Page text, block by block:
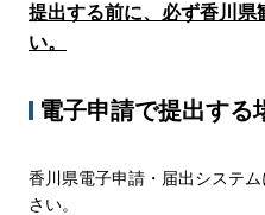
提出する前に、必ず香川県
い。
電子申請で提出する
香川県電子申請・届出システ
さい。